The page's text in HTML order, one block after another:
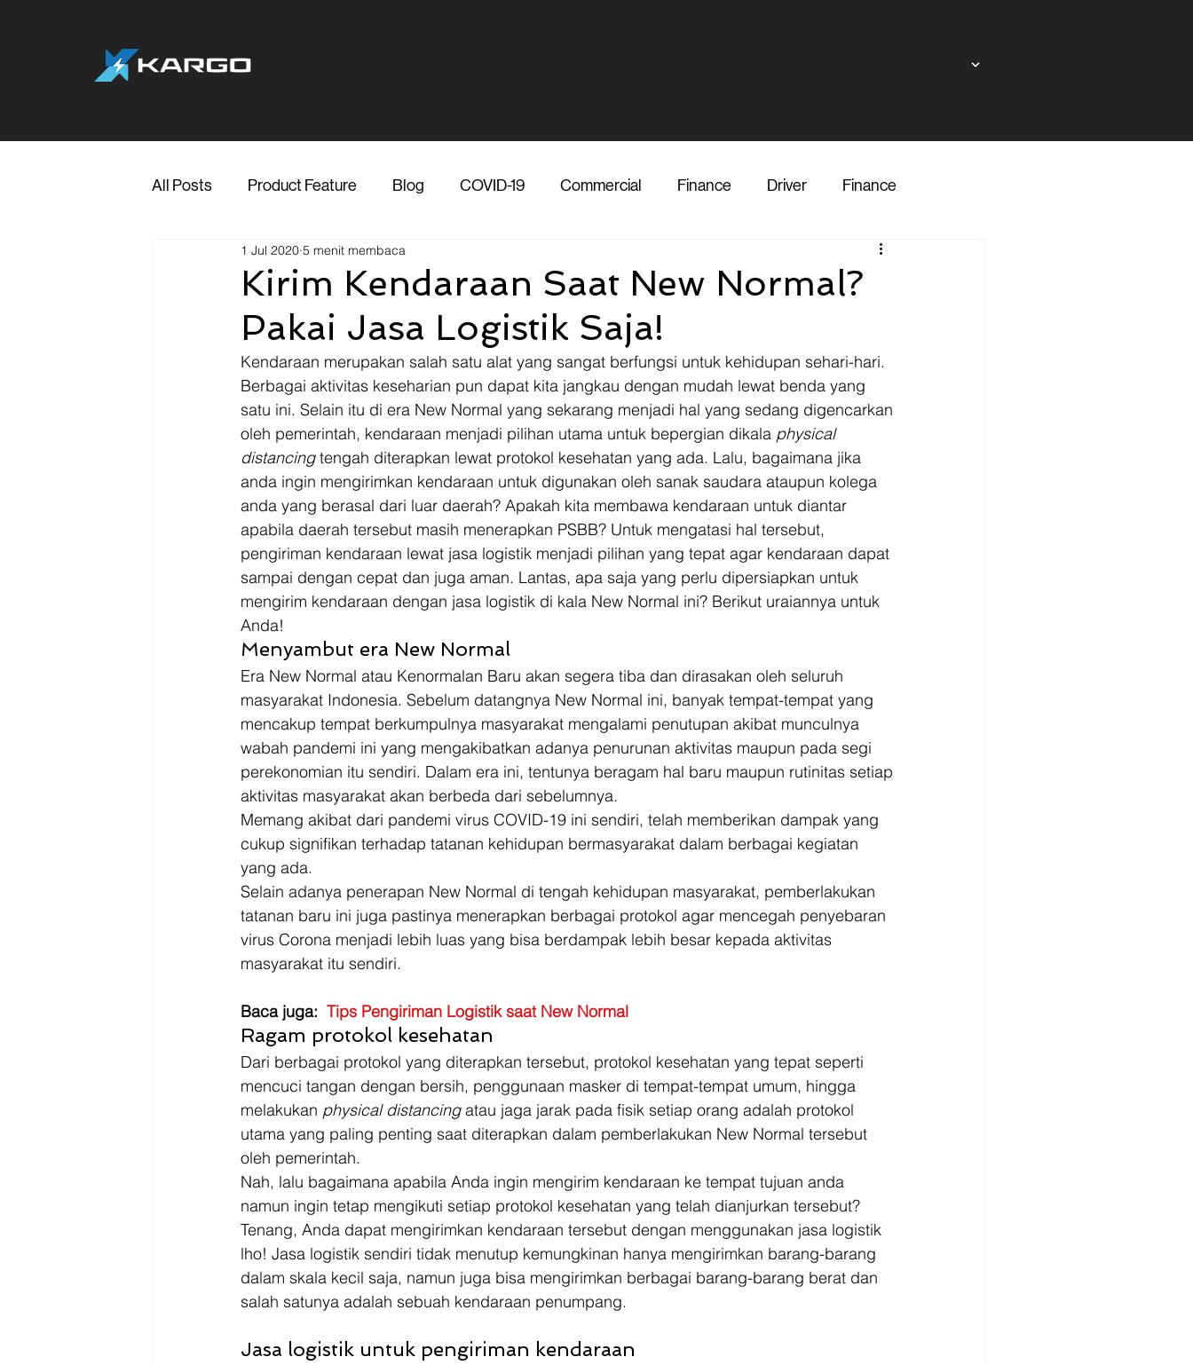
All Posts Product Feature Blog COVID-19 Commercial Finance Driver Finance
Marketing Media
Transporter Support Blog Vendor Shipper Media
Jakarta
Kirim Kendaraan Saat New Normal?
Pakai Jasa Logistik Saja!
1 Jul 2020 5 menit membaca
Kendaraan merupakan salah satu alat yang sangat berfungsi untuk kehidupan sehari-hari.
Berbagai aktivitas keseharian pun dapat kita jangkau dengan mudah lewat benda yang
satu ini. Selain itu di era New Normal yang sekarang menjadi hal yang sedang digencarkan
oleh pemerintah, kendaraan menjadi pilihan utama untuk bepergian dikala physical
distancing tengah diterapkan lewat protokol kesehatan yang ada. Lalu, bagaimana jika
anda ingin mengirimkan kendaraan untuk digunakan oleh sanak saudara ataupun kolega
anda yang berasal dari luar daerah? Apakah kita membawa kendaraan untuk diantar
apabila daerah tersebut masih menerapkan PSBB? Untuk mengatasi hal tersebut,
pengiriman kendaraan lewat jasa logistik menjadi pilihan yang tepat agar kendaraan dapat
sampai dengan cepat dan juga aman. Lantas, apa saja yang perlu dipersiapkan untuk
mengirim kendaraan dengan jasa logistik di kala New Normal ini? Berikut uraiannya untuk
Anda!
Menyambut era New Normal
Era New Normal atau Kenormalan Baru akan segera tiba dan dirasakan oleh seluruh
masyarakat Indonesia. Sebelum datangnya New Normal ini, banyak tempat-tempat yang
mencakup tempat berkumpulnya masyarakat mengalami penutupan akibat munculnya
wabah pandemi ini yang mengakibatkan adanya penurunan aktivitas maupun pada segi
perekonomian itu sendiri. Dalam era ini, tentunya beragam hal baru maupun rutinitas setiap
aktivitas masyarakat akan berbeda dari sebelumnya.
Memang akibat dari pandemi virus COVID-19 ini sendiri, telah memberikan dampak yang
cukup signifikan terhadap tatanan kehidupan bermasyarakat dalam berbagai kegiatan
yang ada.
Selain adanya penerapan New Normal di tengah kehidupan masyarakat, pemberlakukan
tatanan baru ini juga pastinya menerapkan berbagai protokol agar mencegah penyebaran
virus Corona menjadi lebih luas yang bisa berdampak lebih besar kepada aktivitas
masyarakat itu sendiri.
Baca juga: Tips Pengiriman Logistik saat New Normal
Ragam protokol kesehatan
Dari berbagai protokol yang diterapkan tersebut, protokol kesehatan yang tepat seperti
mencuci tangan dengan bersih, penggunaan masker di tempat-tempat umum, hingga
melakukan physical distancing atau jaga jarak pada fisik setiap orang adalah protokol
utama yang paling penting saat diterapkan dalam pemberlakukan New Normal tersebut
oleh pemerintah.
Nah, lalu bagaimana apabila Anda ingin mengirim kendaraan ke tempat tujuan anda
namun ingin tetap mengikuti setiap protokol kesehatan yang telah dianjurkan tersebut?
Tenang, Anda dapat mengirimkan kendaraan tersebut dengan menggunakan jasa logistik
lho! Jasa logistik sendiri tidak menutup kemungkinan hanya mengirimkan barang-barang
dalam skala kecil saja, namun juga bisa mengirimkan berbagai barang-barang berat dan
salah satunya adalah sebuah kendaraan penumpang.
Jasa logistik untuk pengiriman kendaraan